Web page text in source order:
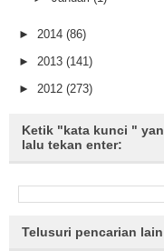
► 2014 (86)
► 2013 (141)
► 2012 (273)
Ketik "kata kunci "
lalu tekan enter:
Telusuri pencarian